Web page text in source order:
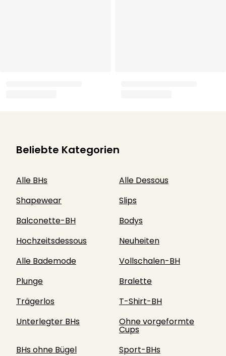
Beliebte Kategorien
Alle BHs
Alle Dessous
Shapewear
Slips
Balconette-BH
Bodys
Hochzeitsdessous
Neuheiten
Alle Bademode
Vollschalen-BH
Plunge
Bralette
Trägerlos
T-Shirt-BH
Unterlegter BHs
Ohne vorgeformte
Cups
BHs ohne Bügel
Sport-BHs